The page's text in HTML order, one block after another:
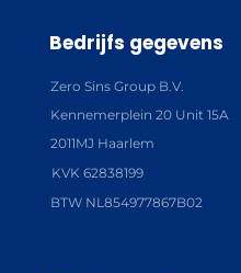
Bedrijfs gegevens
Zero Sins Group B.V.
Kennemerplein 20 Unit 15A
2011MJ Haarlem
KVK 62838199
BTW NL854977867B02